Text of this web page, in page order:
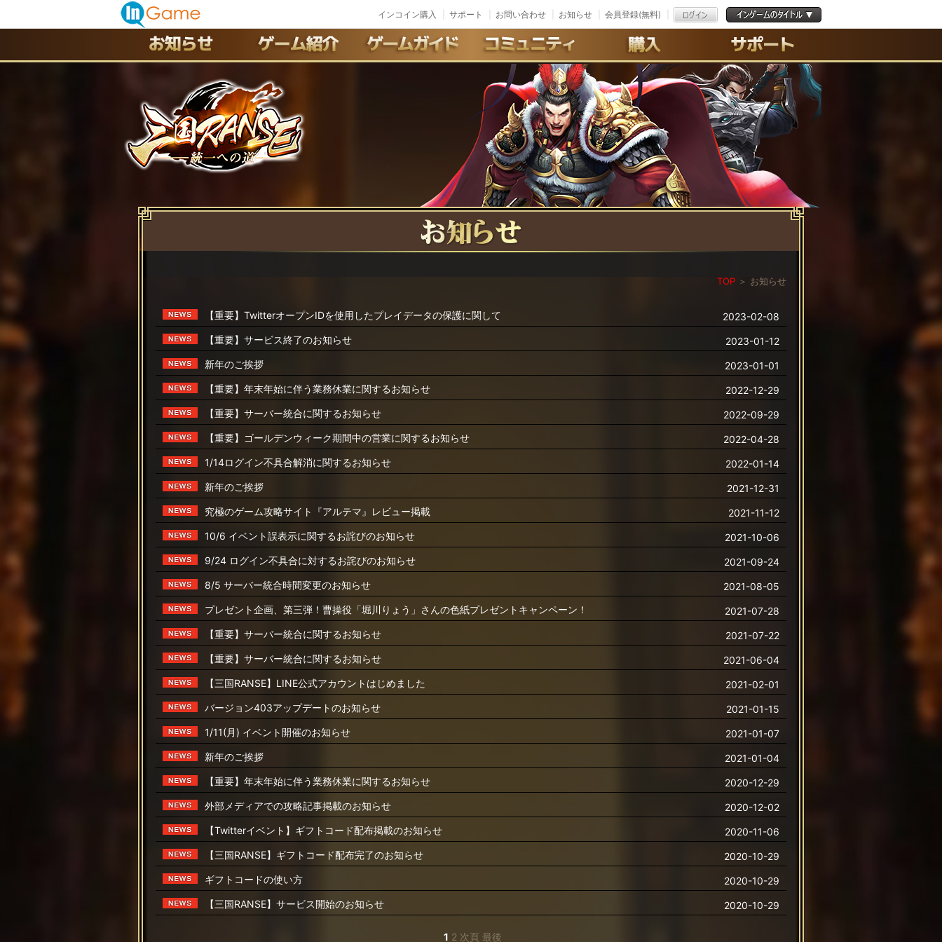
インコイン購入 サポート お問い合わせ お知らせ 会員登録(無料)
お知らせ
イベント
アップデート
メンテナンス
よくある質問
お問合わせ
利用規約
ﾌﾟﾗｲﾊﾞｼｰﾎﾟﾘｼｰ
TOP ＞ お知らせ
【重要】TwitterオープンIDを使用したプレイデータの保護に関して
2023-02-08
【重要】サービス終了のお知らせ
2023-01-12
新年のご挨拶
2023-01-01
【重要】年末年始に伴う業務休業に関するお知らせ
2022-12-29
【重要】サーバー統合に関するお知らせ
2022-09-29
【重要】ゴールデンウィーク期間中の営業に関するお知らせ
2022-04-28
1/14ログイン不具合解消に関するお知らせ
2022-01-14
新年のご挨拶
2021-12-31
究極のゲーム攻略サイト『アルテマ』レビュー掲載
2021-11-12
10/6 イベント誤表示に関するお詫びのお知らせ
2021-10-06
9/24 ログイン不具合に対するお詫びのお知らせ
2021-09-24
8/5 サーバー統合時間変更のお知らせ
2021-08-05
プレゼント企画、第三弾！曹操役「堀川りょう」さんの色紙プレゼントキャンペーン！
2021-07-28
【重要】サーバー統合に関するお知らせ
2021-07-22
【重要】サーバー統合に関するお知らせ
2021-06-04
【三国RANSE】LINE公式アカウントはじめました
2021-02-01
バージョン403アップデートのお知らせ
2021-01-15
1/11(月) イベント開催のお知らせ
2021-01-07
新年のご挨拶
2021-01-04
【重要】年末年始に伴う業務休業に関するお知らせ
2020-12-29
外部メディアでの攻略記事掲載のお知らせ
2020-12-02
【Twitterイベント】ギフトコード配布掲載のお知らせ
2020-11-06
【三国RANSE】ギフトコード配布完了のお知らせ
2020-10-29
ギフトコードの使い方
2020-10-29
【三国RANSE】サービス開始のお知らせ
2020-10-29
1 2 次頁 最後